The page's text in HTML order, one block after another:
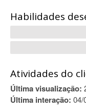
Habilidades
Atividades do
Última visualização:
Última interação: 04/